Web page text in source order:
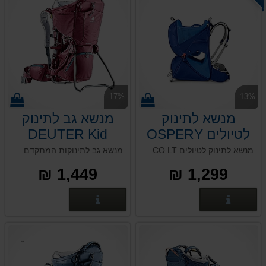
-13%
מנשא לתינוק
לטיולים OSPERY
POCO LT
מנשא לתינוק לטיולים OSPERY POCO LT , מתאים לגילאי 6-36 חודשים(עד 22 ק"ג).אחד המנשאים הנוחים שקיימים בשוק, תוצרת ארה"ב עם תקן אמריקאי/אירופאי מחמיר ביותר. הילד/ה שלכם ישבו בבטחה ובנוחות מקסימלית. מגיע בשני צבעים: כחול ואפור גרניט.
1,299 ₪
-17%
מנשא גב לתינוק
DEUTER Kid
Comfort Maroonמנשא גב לתינוקות המתקדם ביותר, מערכת גב חדשה כיוונון מהיר וקל, מושב ייחודי לתינוק/ת עם אפשרות התאמה מרבית לגוף התינוק/ת. תא אכסון לנשיאת ציוד. תא ייעודי לנשיאת שקית שתייה, ארכובות מתכווננות לרגלי התינוק/ת. כולל כיסוי שמש.
1,449 ₪